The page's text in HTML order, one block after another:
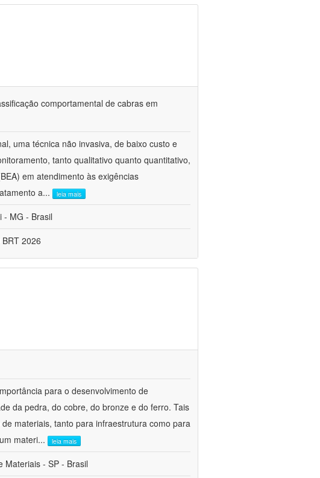
comportamental de cabras em
uma técnica não invasiva, de baixo custo e
tanto qualitativo quanto quantitativo,
em atendimento às exigências
a... leia mais
- MG - Brasil
2026
para o desenvolvimento de
da pedra, do cobre, do bronze e do ferro. Tais
materiais, tanto para infraestrutura como para
materi... leia mais
Materiais - SP - Brasil